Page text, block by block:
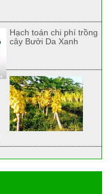
Hạch toán chi phí trồng
cây Bưởi Da Xanh